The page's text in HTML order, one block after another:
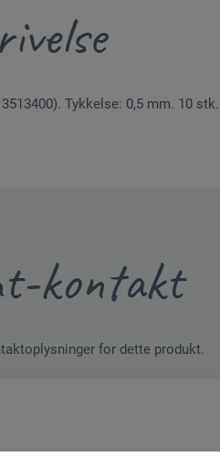
Tykkelse: 0,5 mm. 10 stk.
kontakt
for dette produkt.